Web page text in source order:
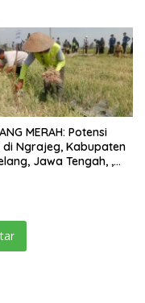
MERAH: Potensi
di Ngrajeg, Kabupaten
Jawa Tengah, ,